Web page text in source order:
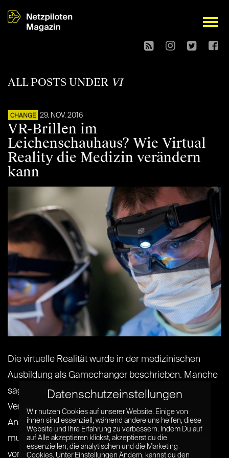
open
ALL POSTS UNDER VI
CHANGE 29. NOV. 2016
VR-Brillen im
Leichenschauhaus? Wie Virtual
Reality die Medizin verändern
kann
Die virtuelle Realität wurde in der medizinischen
Ausbildung als Gamechanger beschrieben. Manche
sagten sogar voraus, dass sie ein Ende der
Verwendung von echten toten Körpern im
Anatomieunterricht bewirken würde. Das ist eine
mutige Aussage, spiegelt aber wegen einer Reihe
von Gründen nicht die tatsächliche Realität der
Datenschutzeinstellungen
Wir nutzen Cookies auf unserer Website. Einige von
ihnen sind essenziell, während andere uns helfen, diese
Website und Ihre Erfahrung zu verbessern. Indem Du auf
auf Alle akzeptieren klickst, akzeptierst du die
essenziellen, die analytischen und die Marketing-
Cookies. Unter Einstellungen Ändern, kannst du den